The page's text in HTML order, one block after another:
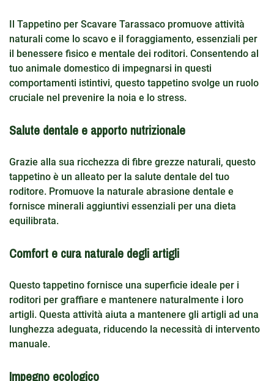
Il Tappetino per Scavare Tarassaco promuove attività
naturali come lo scavo e il foraggiamento, essenziali per
il benessere fisico e mentale dei roditori. Consentendo al
tuo animale domestico di impegnarsi in questi
comportamenti istintivi, questo tappetino svolge un ruolo
cruciale nel prevenire la noia e lo stress.
Salute dentale e apporto nutrizionale
Grazie alla sua ricchezza di fibre grezze naturali, questo
tappetino è un alleato per la salute dentale del tuo
roditore. Promuove la naturale abrasione dentale e
fornisce minerali aggiuntivi essenziali per una dieta
equilibrata.
Comfort e cura naturale degli artigli
Questo tappetino fornisce una superficie ideale per i
roditori per graffiare e mantenere naturalmente i loro
artigli. Questa attività aiuta a mantenere gli artigli ad una
lunghezza adeguata, riducendo la necessità di intervento
manuale.
Impegno ecologico